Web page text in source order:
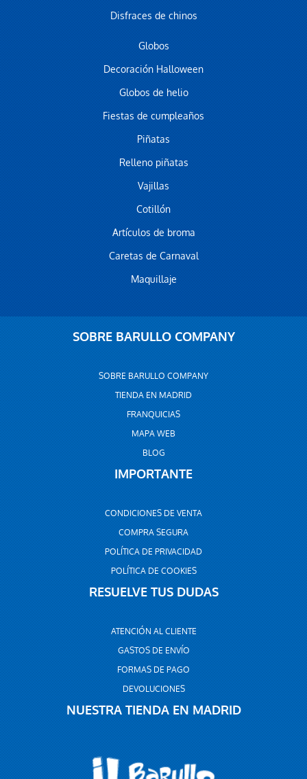
Disfraces de chinos
Globos
Decoración Halloween
Globos de helio
Fiestas de cumpleaños
Piñatas
Relleno piñatas
Vajillas
Cotillón
Artículos de broma
Caretas de Carnaval
Maquillaje
SOBRE BARULLO COMPANY
SOBRE BARULLO COMPANY
TIENDA EN MADRID
FRANQUICIAS
MAPA WEB
BLOG
IMPORTANTE
CONDICIONES DE VENTA
COMPRA SEGURA
POLÍTICA DE PRIVACIDAD
POLÍTICA DE COOKIES
RESUELVE TUS DUDAS
ATENCIÓN AL CLIENTE
GASTOS DE ENVÍO
FORMAS DE PAGO
DEVOLUCIONES
NUESTRA TIENDA EN MADRID